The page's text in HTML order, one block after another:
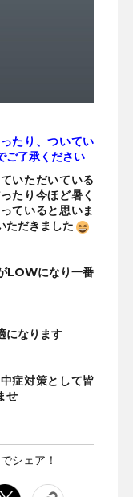
たり、ついてい
ご了承ください
いただいている
たり今ほど暑く
ていると思いま
ただきました
LOWになり一番
になります
症対策として皆
せ
シェア！